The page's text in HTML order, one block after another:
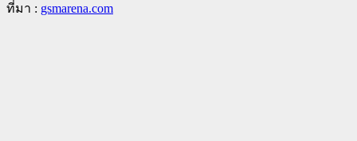
ที่มา : gsmarena.com